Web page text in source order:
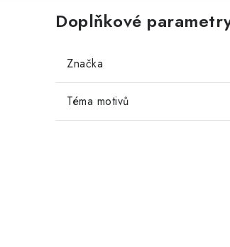
Doplňkové
Značka
Téma motivů